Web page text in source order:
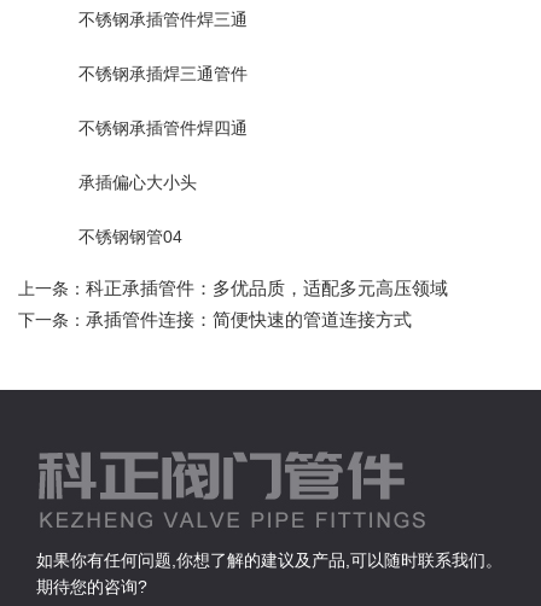
不锈钢承插管件焊三通
不锈钢承插焊三通管件
不锈钢承插管件焊四通
承插偏心大小头
不锈钢钢管04
上一条： 科正承插管件：多优品质，适配多元高压领域
下一条： 承插管件连接：简便快速的管道连接方式
如果你有任何问题,你想了解的建议及产品,可以随时联系我们。
期待您的咨询?